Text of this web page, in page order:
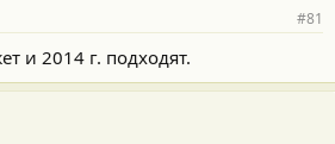
#81
и 2014 г. подходят.